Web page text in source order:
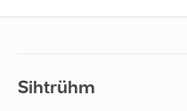
Sihtrühm